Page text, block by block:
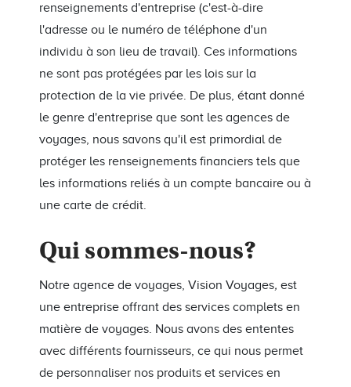
renseignements d'entreprise (c'est-à-dire
l'adresse ou le numéro de téléphone d'un
individu à son lieu de travail). Ces informations
ne sont pas protégées par les lois sur la
protection de la vie privée. De plus, étant donné
le genre d'entreprise que sont les agences de
voyages, nous savons qu'il est primordial de
protéger les renseignements financiers tels que
les informations reliés à un compte bancaire ou à
une carte de crédit.
Qui sommes-nous?
Notre agence de voyages, Vision Voyages, est
une entreprise offrant des services complets en
matière de voyages. Nous avons des ententes
avec différents fournisseurs, ce qui nous permet
de personnaliser nos produits et services en